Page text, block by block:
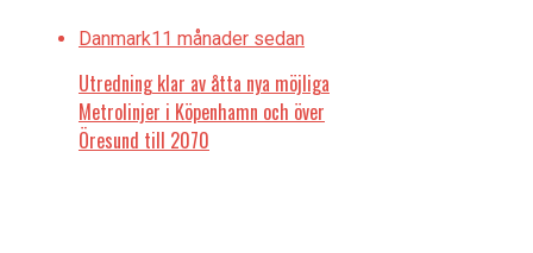
Danmark11 månader sedan
Utredning klar av åtta nya möjliga
Metrolinjer i Köpenhamn och över
Öresund till 2070